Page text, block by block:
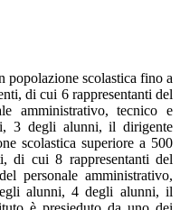
popolazione scolastica fino a
di cui 6 rappresentanti del
amministrativo, tecnico e
3 degli alunni, il dirigente
scolastica superiore a 500
di cui 8 rappresentanti del
personale amministrativo,
alunni, 4 degli alunni, il